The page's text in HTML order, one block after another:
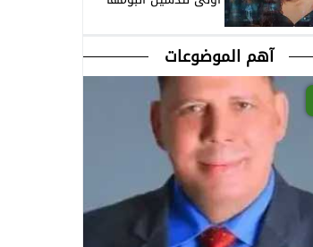
آهم الموضوعات